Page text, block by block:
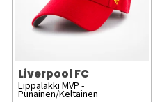
Liverpool FC
Lippalakki MVP -
Punainen/Keltainen